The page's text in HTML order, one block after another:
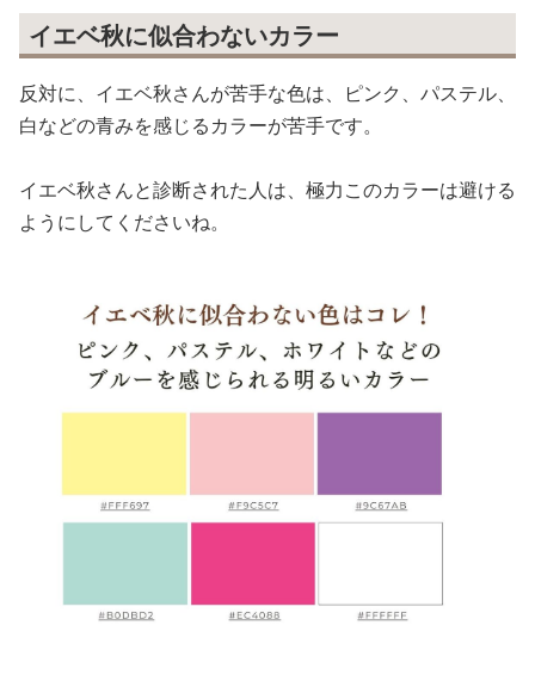
イエベ秋に似合わないカラー
反対に、イエベ秋さんが苦手な色は、ピンク、パステル、
白などの青みを感じるカラーが苦手です。
イエベ秋さんと診断された人は、極力このカラーは避ける
ようにしてくださいね。